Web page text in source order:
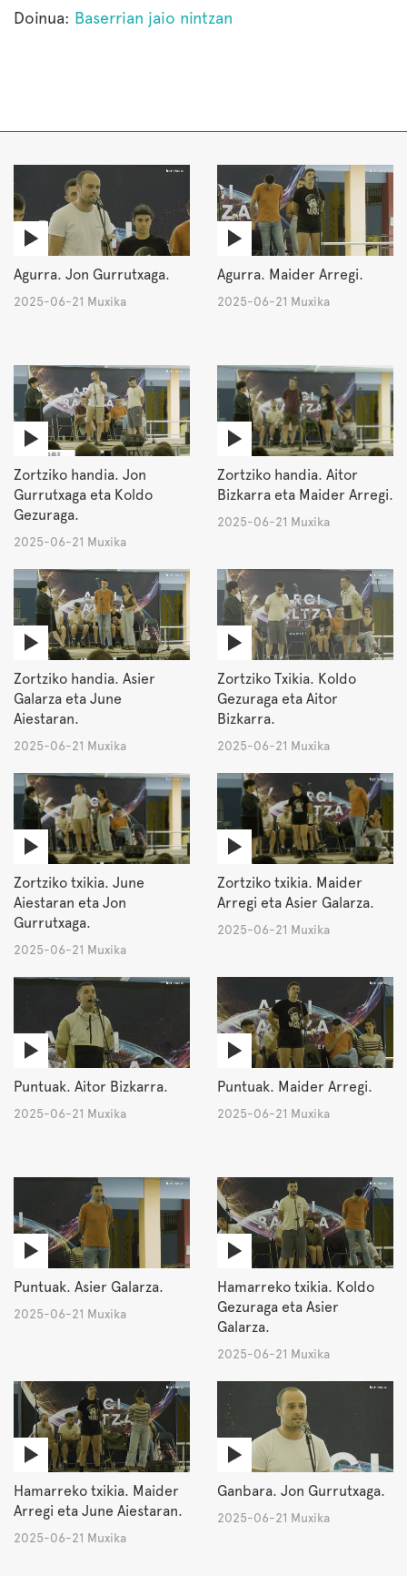
Doinua: Baserrian jaio nintzan
Agurra. Jon Gurrutxaga.
2025-06-21 Muxika
Agurra. Maider Arregi.
2025-06-21 Muxika
Zortziko handia. Jon
Gurrutxaga eta Koldo
Gezuraga.
2025-06-21 Muxika
Zortziko handia. Aitor
Bizkarra eta Maider Arregi.
2025-06-21 Muxika
Zortziko handia. Asier
Galarza eta June
Aiestaran.
2025-06-21 Muxika
Zortziko Txikia. Koldo
Gezuraga eta Aitor
Bizkarra.
2025-06-21 Muxika
Zortziko txikia. June
Aiestaran eta Jon
Gurrutxaga.
2025-06-21 Muxika
Zortziko txikia. Maider
Arregi eta Asier Galarza.
2025-06-21 Muxika
Puntuak. Aitor Bizkarra.
2025-06-21 Muxika
Puntuak. Maider Arregi.
2025-06-21 Muxika
Puntuak. Asier Galarza.
2025-06-21 Muxika
Hamarreko txikia. Koldo
Gezuraga eta Asier
Galarza.
2025-06-21 Muxika
Hamarreko txikia. Maider
Arregi eta June Aiestaran.
2025-06-21 Muxika
Ganbara. Jon Gurrutxaga.
2025-06-21 Muxika